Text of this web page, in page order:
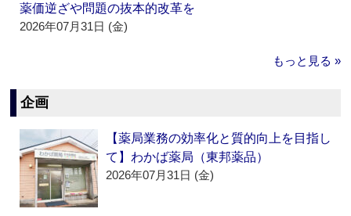
薬価逆ざや問題の抜本的改革を
2026年07月31日 (金)
もっと見る »
企画
【薬局業務の効率化と質的向上を目指し
て】わかば薬局（東邦薬品）
2026年07月31日 (金)